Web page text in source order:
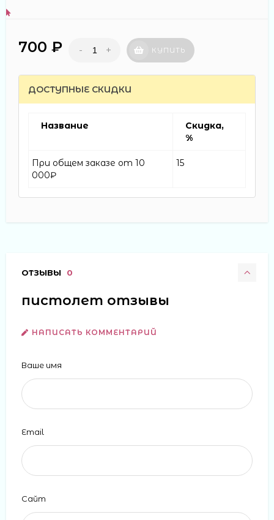
700 ₽ - + КУПИТЬ
ДОСТУПНЫЕ СКИДКИ
Название
Скидка,
%
При общем заказе от 10
000₽
15
ОТЗЫВЫ 0
пистолет отзывы
НАПИСАТЬ КОММЕНТАРИЙ
Ваше имя
Email
Сайт